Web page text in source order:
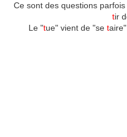
Ce sont des questions
tir
Le "tue" vient de "se t